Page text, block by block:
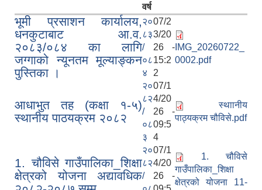
वर्ष
भूमी प्रसाशन कार्यालय,
धनकुटाबाट आ.व.
२०८३/०८४ का लागि
जग्गाको न्यूनतम मूल्याङ्कन
पुस्तिका ।
२०
८३
/
०८
४
07/2
3/20
26 -
15:2
2
IMG_20260722_
0002.pdf
आधाभुत तह (कक्षा १-५)
स्थानीय पाठयक्रम २०८२
२०
८२
/
०८
३
07/1
4/20
26 -
09:5
4
स्थाानीय
पाठ्यक्रम चौविसे.pdf
1. चौविसे गाउँपालिका_शिक्षा
क्षेत्रको योजना अद्यावधिक
२०
८२
/
07/1
4/20
26 -
1. चौविसे
गाउँपालिका_शिक्षा
क्षेत्रको योजना 11-